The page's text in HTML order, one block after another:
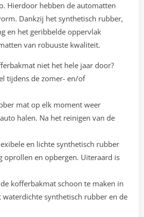
Hierdoor hebben de automatten
Dankzij het synthetisch rubber,
en het geribbelde oppervlak
van robuuste kwaliteit.
niet het hele jaar door?
tijdens de zomer- en/of
mat op elk moment weer
halen. Na het reinigen van de
en lichte synthetisch rubber
oprollen en opbergen. Uiteraard is
kofferbakmat schoon te maken in
waterdichte synthetisch rubber en de